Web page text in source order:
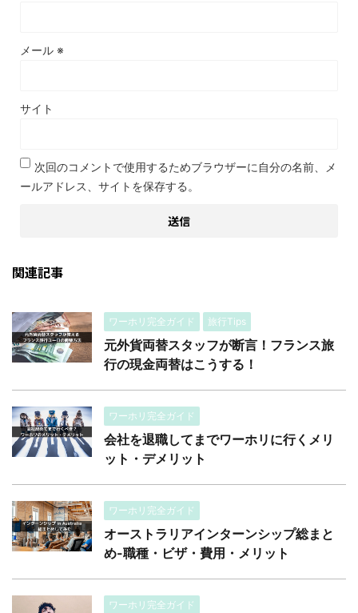
メール ※
サイト
次回のコメントで使用するためブラウザーに自分の名前、メ
ールアドレス、サイトを保存する。
関連記事
ワーホリ完全ガイド 旅行Tips
元外貨両替スタッフが断言！フランス旅
行の現金両替はこうする！
ワーホリ完全ガイド
会社を退職してまでワーホリに行くメリ
ット・デメリット
ワーホリ完全ガイド
オーストラリアインターンシップ総まと
め-職種・ビザ・費用・メリット
ワーホリ完全ガイド